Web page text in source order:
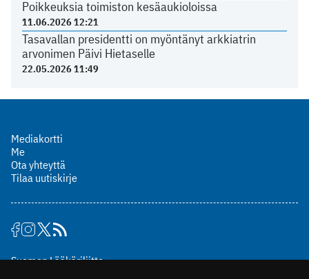
Poikkeuksia toimiston kesäaukioloissa
11.06.2026 12:21
Tasavallan presidentti on myöntänyt arkkiatrin
arvonimen Päivi Hietaselle
22.05.2026 11:49
Mediakortti
Me
Ota yhteyttä
Tilaa uutiskirje
Suomen Lääkäriliitto